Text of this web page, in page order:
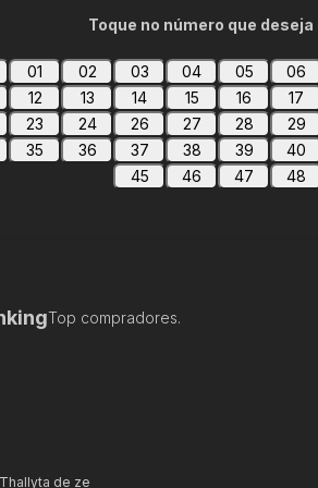
Toque no número que deseja
01 02 03 04 05 06
12 13 14 15 16 17
23 24 26 27 28 29
35 36 37 38 39 40
45
46 47 48
Top compradores.
Thallyta de ze